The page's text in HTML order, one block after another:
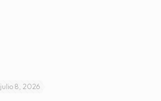
julio 8, 2026